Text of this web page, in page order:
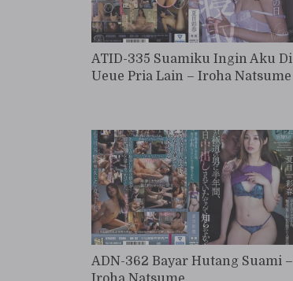
ATID-335 Suamiku Ingin Aku Di
Ueue Pria Lain – Iroha Natsume
ADN-362 Bayar Hutang Suami –